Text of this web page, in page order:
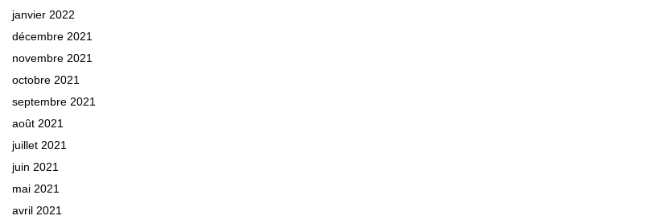
janvier 2022
décembre 2021
novembre 2021
octobre 2021
septembre 2021
août 2021
juillet 2021
juin 2021
mai 2021
avril 2021